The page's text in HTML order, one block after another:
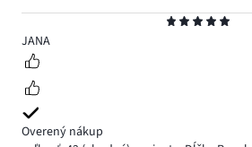
5
JANA
Overený nákup